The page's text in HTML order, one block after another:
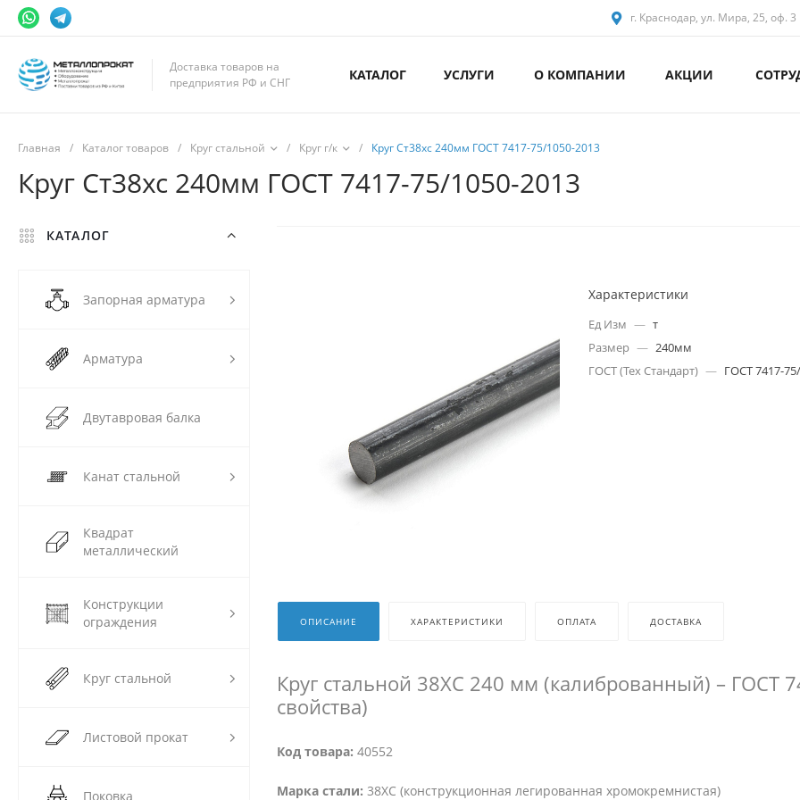
г. Краснодар, ул. Мира, 25, оф. 3
Доставка товаров на
предприятия РФ и СНГ
КАТАЛОГ УСЛУГИ О КОМПАНИИ АКЦИИ
Главная / Каталог товаров / Круг стальной / Круг г/к / Круг Ст38хс 240мм ГОСТ 7417-75/1050-2013
Круг Ст38хс 240мм ГОСТ 7417-75/1050-2013
КАТАЛОГ
Запорная арматура
Арматура
Двутавровая балка
Канат стальной
Квадрат
металлический
Конструкции
ограждения
Круг стальной
Листовой прокат
Поковка
Характеристики
Ед Изм — т
Размер — 240мм
ГОСТ (Тех Стандарт) — ГОСТ 7417-
ОПИСАНИЕ ХАРАКТЕРИСТИКИ ОПЛАТА ДОСТАВКА
Круг стальной 38ХС 240 мм (калиброванный) – ГОСТ
свойства)
Код товара: 40552
Марка стали: 38ХС (конструкционная легированная хромокремнистая)